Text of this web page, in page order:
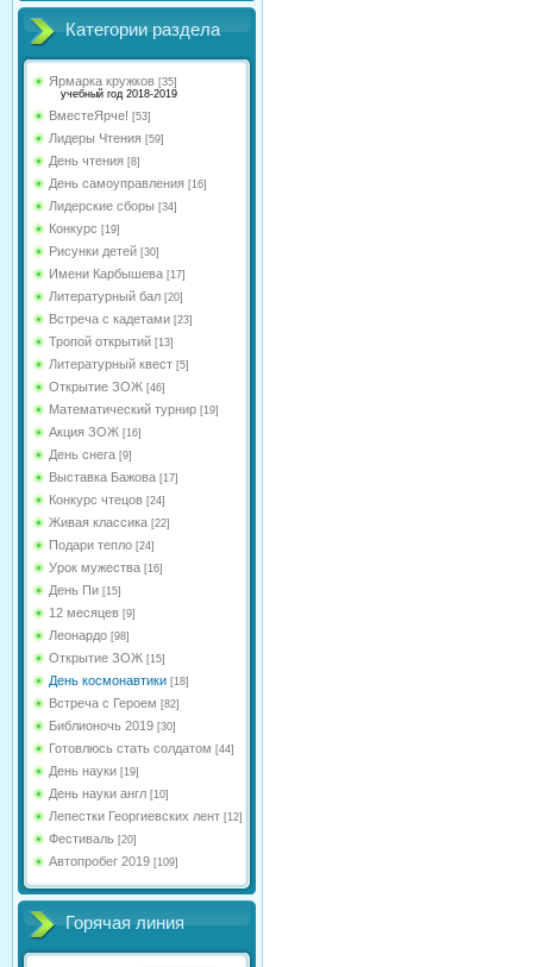
Категории раздела
Ярмарка кружков [35]
учебный год 2018-2019
ВместеЯрче! [53]
Лидеры Чтения [59]
День чтения [8]
День самоуправления [16]
Лидерские сборы [34]
Конкурс [19]
Рисунки детей [30]
Имени Карбышева [17]
Литературный бал [20]
Встреча с кадетами [23]
Тропой открытий [13]
Литературный квест [5]
Открытие ЗОЖ [46]
Математический турнир [19]
Акция ЗОЖ [16]
День снега [9]
Выставка Бажова [17]
Конкурс чтецов [24]
Живая классика [22]
Подари тепло [24]
Урок мужества [16]
День Пи [15]
12 месяцев [9]
Леонардо [98]
Открытие ЗОЖ [15]
День космонавтики [18]
Встреча с Героем [82]
Библионочь 2019 [30]
Готовлюсь стать солдатом [44]
День науки [19]
День науки англ [10]
Лепестки Георгиевских лент [12]
Фестиваль [20]
Автопробег 2019 [109]
Горячая линия